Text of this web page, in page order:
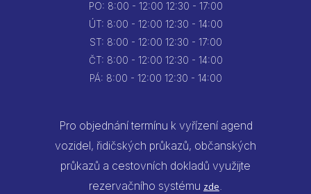
PO: 8:00 - 12:00 12:30 - 17:00
ÚT: 8:00 - 12:00 12:30 - 14:00
ST: 8:00 - 12:00 12:30 - 17:00
ČT: 8:00 - 12:00 12:30 - 14:00
PÁ: 8:00 - 12:00 12:30 - 14:00
Pro objednání termínu k vyřízení agend
vozidel, řidičských průkazů, občanských
průkazů a cestovních dokladů využijte
rezervačního systému zde.